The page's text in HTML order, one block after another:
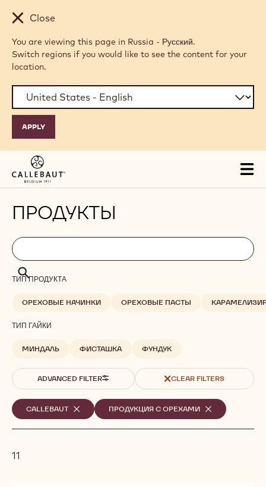
Skip to main content
Close
You are viewing this page in Russia - Русский.
Switch regions if you would like to see the content for your
location.
ПРОДУКТЫ
Filters
Filters:
search
Поиск
Поиск
ТИП ПРОДУКТА
ОРЕХОВЫЕ НАЧИНКИ ОРЕХОВЫЕ ПАСТЫ
ТИП ГАЙКИ
МИНДАЛЬ ФИСТАШКА ФУНДУК
ADVANCED FILTER CLEAR FILTERS
Выбранные
фильтры
CALLEBAUT
REMOVE
FILTER
ПРОДУКЦИЯ С ОРЕХАМИ
REMOVE
FILTER
11